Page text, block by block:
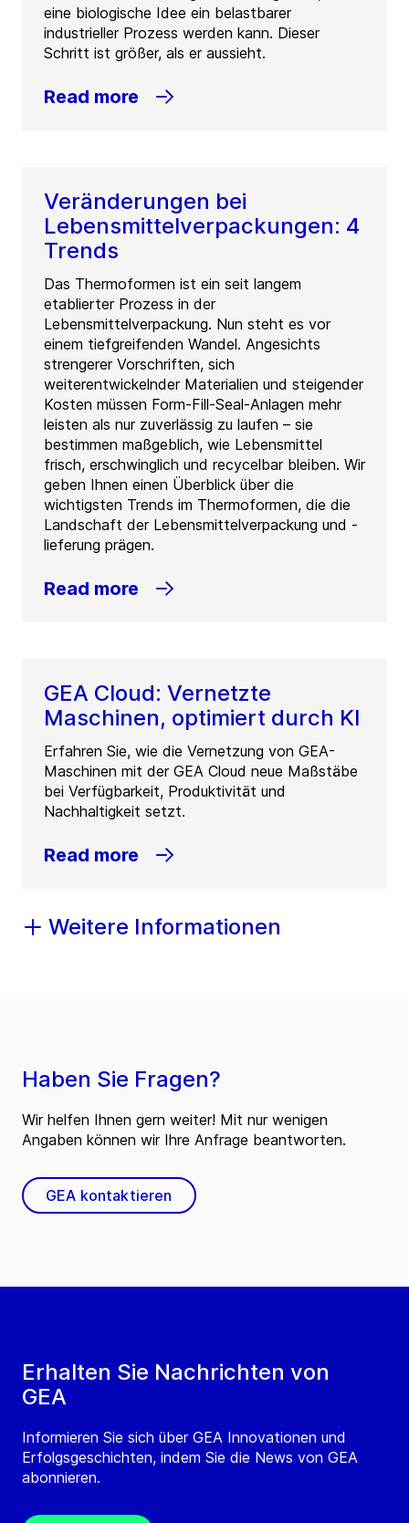
eine biologische Idee ein belastbarer
industrieller Prozess werden kann. Dieser
Schritt ist größer, als er aussieht.
Read more
Veränderungen bei
Lebensmittelverpackungen: 4
Trends
Das Thermoformen ist ein seit langem
etablierter Prozess in der
Lebensmittelverpackung. Nun steht es vor
einem tiefgreifenden Wandel. Angesichts
strengerer Vorschriften, sich
weiterentwickelnder Materialien und steigender
Kosten müssen Form-Fill-Seal-Anlagen mehr
leisten als nur zuverlässig zu laufen – sie
bestimmen maßgeblich, wie Lebensmittel
frisch, erschwinglich und recycelbar bleiben. Wir
geben Ihnen einen Überblick über die
wichtigsten Trends im Thermoformen, die die
Landschaft der Lebensmittelverpackung und -
lieferung prägen.
Read more
GEA Cloud: Vernetzte
Maschinen, optimiert durch KI
Erfahren Sie, wie die Vernetzung von GEA-
Maschinen mit der GEA Cloud neue Maßstäbe
bei Verfügbarkeit, Produktivität und
Nachhaltigkeit setzt.
Read more
Weitere Informationen
Erhalten Sie Nachrichten von
GEA
Informieren Sie sich über GEA Innovationen und
Erfolgsgeschichten, indem Sie die News von GEA
abonnieren.
Haben Sie Fragen?
Wir helfen Ihnen gern weiter! Mit nur wenigen
Angaben können wir Ihre Anfrage beantworten.
GEA kontaktieren